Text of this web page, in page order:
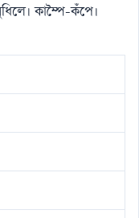
কাম্পৈ-কঁপে।